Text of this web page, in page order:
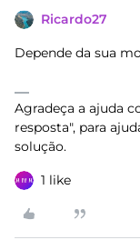
Ricardo27
Depende da sua
Agradeça a ajuda
resposta", para
solução.
1 like